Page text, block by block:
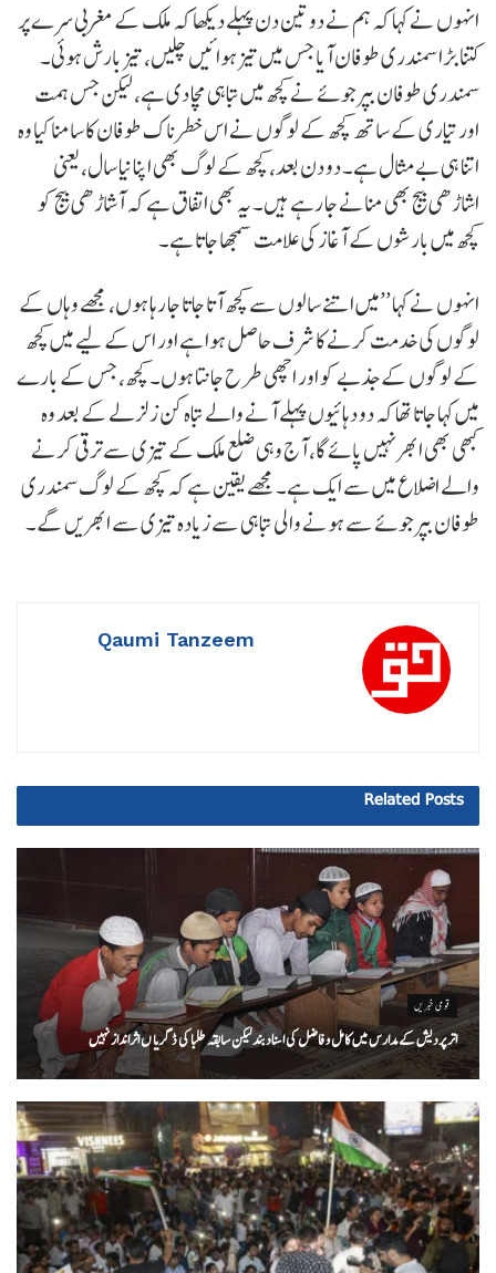
انہوں نے کہا کہ ہم نے دو تین دن پہلے دیکھا کہ ملک کے مغربی سرے پر
کتنا بڑا سمندری طوفان آیا جس میں تیز ہوائیں چلیں، تیز بارش ہوئی۔
سمندری طوفان بپرجوئے نے کچھ میں تباہی مچا دی ہے، لیکن جس ہمت
اور تیاری کے ساتھ کچھ کے لوگوں نے اس خطرناک طوفان کا سامنا کیا وہ
اتنا ہی بے مثال ہے۔ دو دن بعد، کچھ کے لوگ بھی اپنا نیا سال، یعنی
اشاڑھی بیج بھی منانے جا رہے ہیں۔ یہ بھی اتفاق ہے کہ آشاڑھی بیج کو
کچھ میں بارشوں کے آغاز کی علامت سمجھا جاتا ہے۔
انہوں نے کہا ’’میں اتنے سالوں سے کچھ آتا جاتا جا رہا ہوں، مجھے وہاں کے
لوگوں کی خدمت کرنے کا شرف حاصل ہوا ہے اور اس کے لیے میں کچھ
کے لوگوں کے جذبے کو اور اچھی طرح جانتا ہوں۔ کچھ، جس کے بارے
میں کہا جاتا تھا کہ دو دہائیوں پہلے آنے والے تباہ کن زلزلے کے بعد وہ
کبھی بھی ابھر نہیں پائے گا، آج وہی ضلع ملک کے تیزی سے ترقی کرنے
والے اضلاع میں سے ایک ہے۔ مجھے یقین ہے کہ کچھ کے لوگ سمندری
طوفان بپرجوئے سے ہونے والی تباہی سے زیادہ تیزی سے ابھریں گے۔
Qaumi Tanzeem
Related Posts
قومی خبریں
اتر پردیش کےمدارس میں کامل و فاضل کی اسناد بند لیکن سابقہ طلبا کی ڈگریا ں اثرانداز نہیں